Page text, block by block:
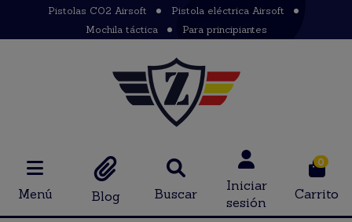
Pistolas CO2 Airsoft
Pistola eléctrica Airsoft
Mochila táctica
Para principiantes
Menú Blog Buscar
Iniciar
sesión
0
Carrito